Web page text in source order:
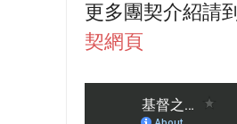
更多團契介紹請到
契網頁